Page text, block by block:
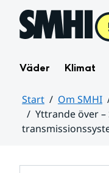
Hoppa till sidans
Väder Klimat
Start Om SMHI
Yttrande över